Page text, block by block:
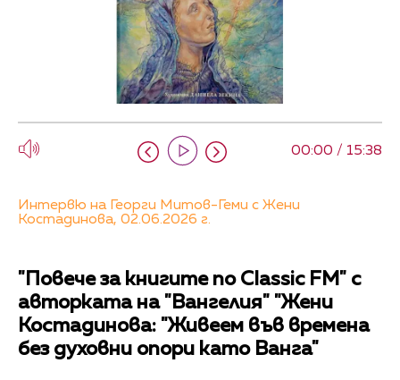
00:00 / 15:38
Интервю на Георги Митов-Геми с Жени
Костадинова, 02.06.2026 г.
"Повече за книгите по Classic FM" с
авторката на "Вангелия" "Жени
Костадинова: "Живеем във времена
без духовни опори като Ванга"